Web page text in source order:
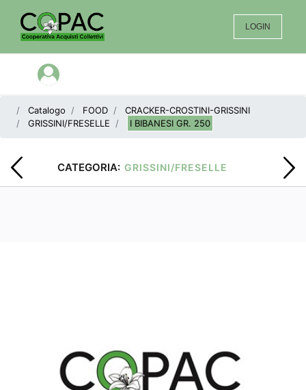
LOGIN
Open menu
Catalogo FOOD
CRACKER-CROSTINI-GRISSINI
GRISSINI/FRESELLE
I BIBANESI GR. 250
CATEGORIA: GRISSINI/FRESELLE